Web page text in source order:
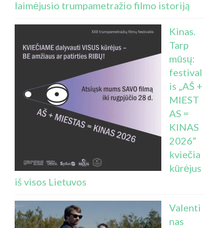
laimėjusio trumpametražio filmo istoriją
Kinas.
Tarp
mūsų:
festival
is „AŠ +
MIEST
AS =
KINAS
2026“
kviečia
kūrėjus
iš visos Lietuvos
Valenti
nas